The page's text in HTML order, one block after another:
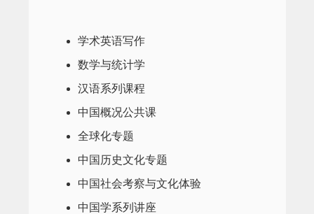
学术英语写作
数学与统计学
汉语系列课程
中国概况公共课
全球化专题
中国历史文化专题
中国社会考察与文化体验
中国学系列讲座